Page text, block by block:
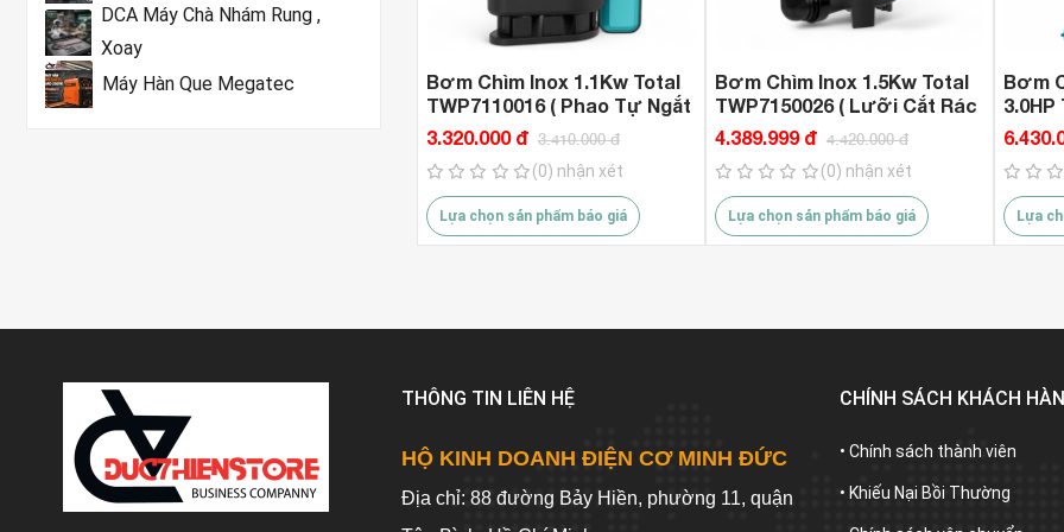
DCA Máy Chà Nhám Rung ,
Xoay
Máy Hàn Que Megatec
Bơm Chìm Inox 1.1Kw Total
TWP7110016 ( Phao Tự Ngắt
)3.320.000 đ 3.410.000 đ
(0) nhận xét
Lựa chọn sản phẩm báo giá
Bơm Chìm Inox 1.5Kw Total
TWP7150026 ( Lưỡi Cắt Rác
& Phao Tự Ngắt )
4.389.999 đ 4.420.000 đ
(0) nhận xét
Lựa chọn sản phẩm báo giá
Bơm
3.0HP
Lưỡi Cắt
Lựa
THÔNG TIN LIÊN HỆ
HỘ KINH DOANH ĐIỆN CƠ MINH ĐỨC
Địa chỉ: 88 đường Bảy Hiền, phường 11, quận
CHÍNH SÁCH KHÁCH
• Chính sách thành viên
• Khiếu Nại Bồi Thường